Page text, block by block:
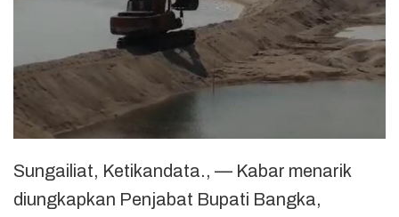
Sungailiat, Ketikandata., — Kabar menarik
diungkapkan Penjabat Bupati Bangka,